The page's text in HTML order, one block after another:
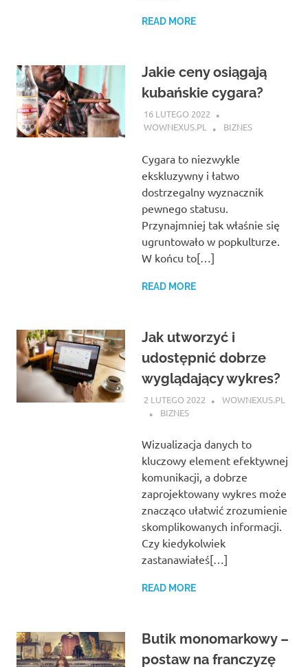
READ MORE
Jakie ceny osiągają
kubańskie cygara?
16 LUTEGO 2022
WOWNEXUS.PL
BIZNES
Cygara to niezwykle
ekskluzywny i łatwo
dostrzegalny wyznacznik
pewnego statusu.
Przynajmniej tak właśnie się
ugruntowało w popkulturze.
W końcu to[…]
READ MORE
Jak utworzyć i
udostępnić dobrze
wyglądający wykres?
2 LUTEGO 2022
WOWNEXUS.PL
BIZNES
Wizualizacja danych to
kluczowy element efektywnej
komunikacji, a dobrze
zaprojektowany wykres może
znacząco ułatwić zrozumienie
skomplikowanych informacji.
Czy kiedykolwiek
zastanawiałeś[…]
READ MORE
Butik monomarkowy –
postaw na franczyzę